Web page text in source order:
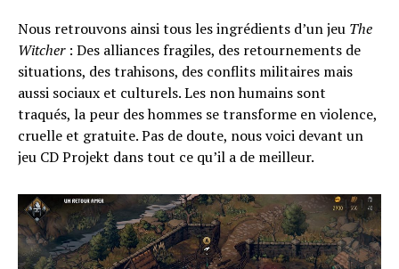
Nous retrouvons ainsi tous les ingrédients d’un jeu The
Witcher: Des alliances fragiles, des retournements de
situations, des trahisons, des conflits militaires mais
aussi sociaux et culturels. Les non humains sont
traqués, la peur des hommes se transforme en violence,
cruelle et gratuite. Pas de doute, nous voici devant un
jeu CD Projekt dans tout ce qu’il a de meilleur.